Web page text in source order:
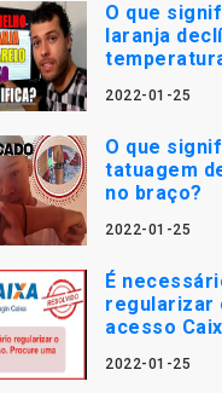
O que
laranja
2022-01-25
O que
tatuagem
no braço?
2022-01-25
É
regularizar
acesso
2022-01-25